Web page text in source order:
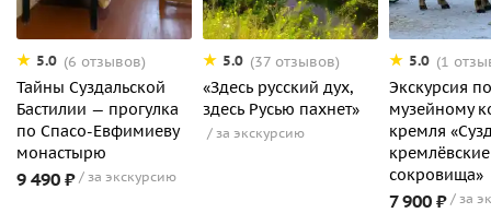
5.0 (6 отзывов)
Тайны Суздальской
Бастилии — прогулка
по Спасо-Евфимиеву
монастырю
9 490 ₽ за экскурсию
5.0 (37 отзывов)
«Здесь русский дух,
здесь Русью пахнет»
за экскурсию
5.0 (1
Экскурсия по
музейному
кремля
кремлёвские
сокровища»
7 900 ₽ за